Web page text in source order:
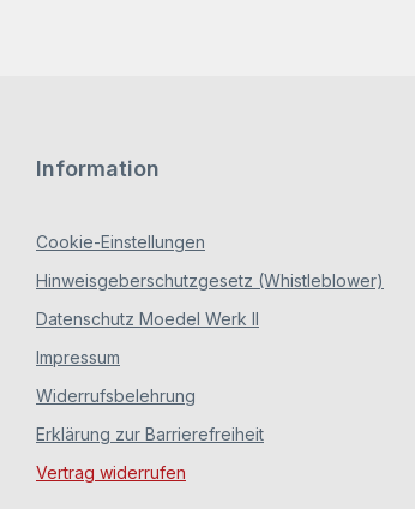
Information
Cookie-Einstellungen
Hinweisgeberschutzgesetz (Whistleblower)
Datenschutz Moedel Werk II
Impressum
Widerrufsbelehrung
Erklärung zur Barrierefreiheit
Vertrag widerrufen